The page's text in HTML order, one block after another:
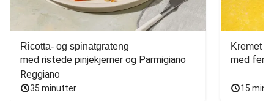
Ricotta- og spinatgrateng
med ristede pinjekjerner og Parmigiano
Reggiano
35 minutter
Kremet
med
15